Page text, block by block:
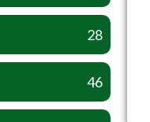
28
46